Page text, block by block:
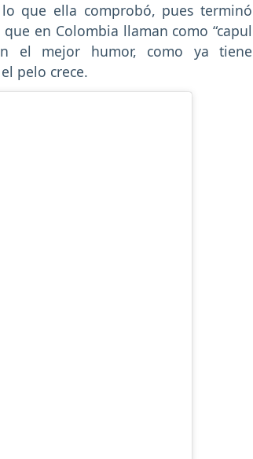
que ella comprobó, pues terminó
en Colombia llaman como “capul
el mejor humor, como ya tiene
pelo crece.